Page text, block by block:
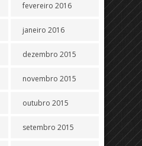
fevereiro 2016
janeiro 2016
dezembro 2015
novembro 2015
outubro 2015
setembro 2015